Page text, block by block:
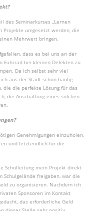
des Seminarkurses „Lernen
Projekte umgesetzt werden, die
Mehrwert bringen.
dass es bei uns an der
Fahrrad bei kleinen Defekten zu
Da ich selbst sehr viel
aus der Stadt schon häufig
die die perfekte Lösung für das
die Anschaffung eines solchen
Genehmigungen einzuholen,
und letztendlich für die
Schulleitung mein Projekt direkt
Schulgelände freigaben, war die
zu organisieren. Nachdem ich
Sponsoren im Kontakt
das erforderliche Geld